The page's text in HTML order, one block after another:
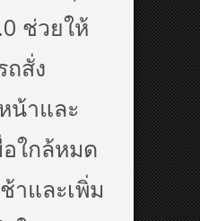
ช่วยให้
ถสั่ง
น้าและ
อใกล้หมด
าและเพิ่ม